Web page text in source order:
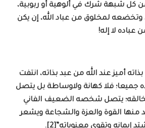
كل شبهة شرك في ألوهية أو ربوبية،
لمخلوق من عباد الله، إن يكن
عباده لا إله!
أميز عند الله من عبد بذاته، انتفت
جميعا؛ فلا كهانة ولاوساطة بل يتصل
يتصل شخصه الضعيف الفاني
منها القوة والعزة والشجاعة ويشعر
إيمانه وتقوى معنوياته”[2].